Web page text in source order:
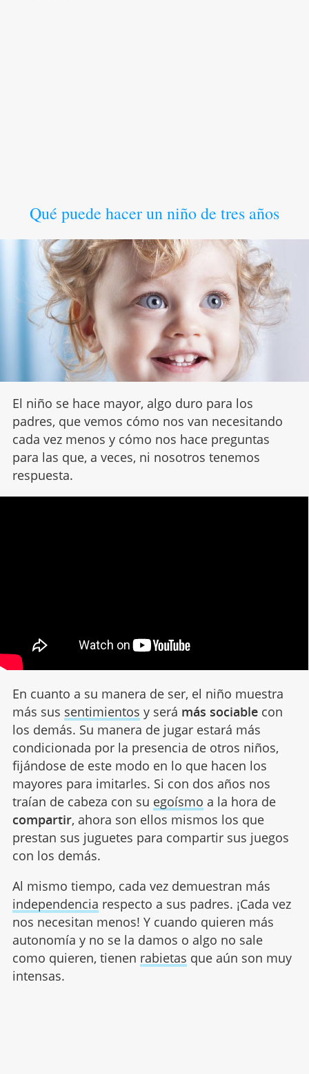
Qué puede hacer un niño de tres años
El niño se hace mayor, algo duro para los
padres, que vemos cómo nos van necesitando
cada vez menos y cómo nos hace preguntas
para las que, a veces, ni nosotros tenemos
respuesta.
En cuanto a su manera de ser, el niño muestra
más sus sentimientos y será más sociablecon
los demás. Su manera de jugar estará más
condicionada por la presencia de otros niños,
fijándose de este modo en lo que hacen los
mayores para imitarles. Si con dos años nos
traían de cabeza con su egoísmo a la hora de
compartir, ahora son ellos mismos los que
prestan sus juguetes para compartir sus juegos
con los demás.
Al mismo tiempo, cada vez demuestran más
independencia respecto a sus padres. ¡Cada vez
nos necesitan menos! Y cuando quieren más
autonomía y no se la damos o algo no sale
como quieren, tienen rabietas que aún son muy
intensas.